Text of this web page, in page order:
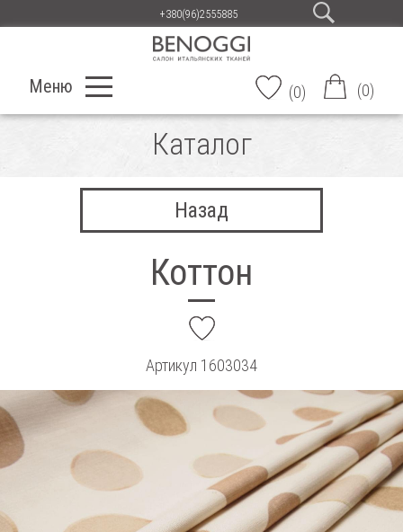
+380(96)2555885
Меню (0) (0)
Каталог
Назад
Коттон
Артикул 1603034